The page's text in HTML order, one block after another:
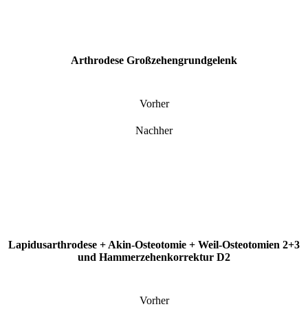
Arthrodese Großzehengrundgelenk
Vorher
Nachher
Lapidusarthrodese + Akin-Osteotomie + Weil-Osteotomien 2+3
und Hammerzehenkorrektur D2
Vorher